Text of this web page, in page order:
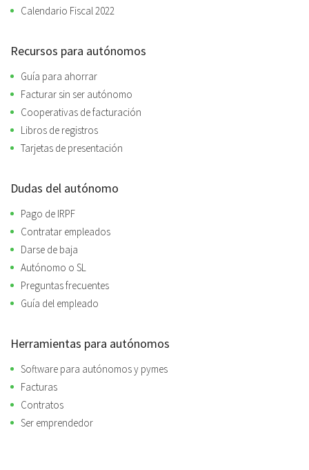
Calendario Fiscal 2022
Recursos para autónomos
Guía para ahorrar
Facturar sin ser autónomo
Cooperativas de facturación
Libros de registros
Tarjetas de presentación
Dudas del autónomo
Pago de IRPF
Contratar empleados
Darse de baja
Autónomo o SL
Preguntas frecuentes
Guía del empleado
Herramientas para autónomos
Software para autónomos y pymes
Facturas
Contratos
Ser emprendedor